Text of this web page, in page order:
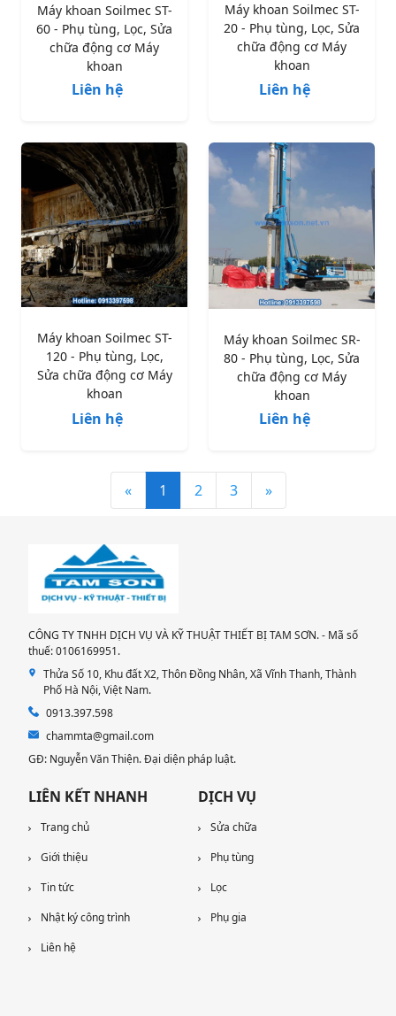
Máy khoan Soilmec ST-
60 - Phụ tùng, Lọc, Sửa
chữa động cơ Máy
khoan
Liên hệ
Máy khoan Soilmec ST-
20 - Phụ tùng, Lọc, Sửa
chữa động cơ Máy
khoan
Liên hệ
Máy khoan Soilmec ST-
120 - Phụ tùng, Lọc,
Sửa chữa động cơ Máy
khoan
Liên hệ
Máy khoan Soilmec SR-
80 - Phụ tùng, Lọc, Sửa
chữa động cơ Máy
khoan
Liên hệ
« 1 2 3 »
CÔNG TY TNHH DỊCH VỤ VÀ KỸ THUẬT THIẾT BỊ TAM SƠN. - Mã số
thuế: 0106169951.
Thửa Số 10, Khu đất X2, Thôn Đồng Nhân, Xã Vĩnh Thanh, Thành
Phố Hà Nội, Việt Nam.
0913.397.598
chammta@gmail.com
GĐ: Nguyễn Văn Thiện. Đại diện pháp luật.
LIÊN KẾT NHANH
Trang chủ
Giới thiệu
Tin tức
Nhật ký công trình
Liên hệ
DỊCH VỤ
Sửa chữa
Phụ tùng
Lọc
Phụ gia